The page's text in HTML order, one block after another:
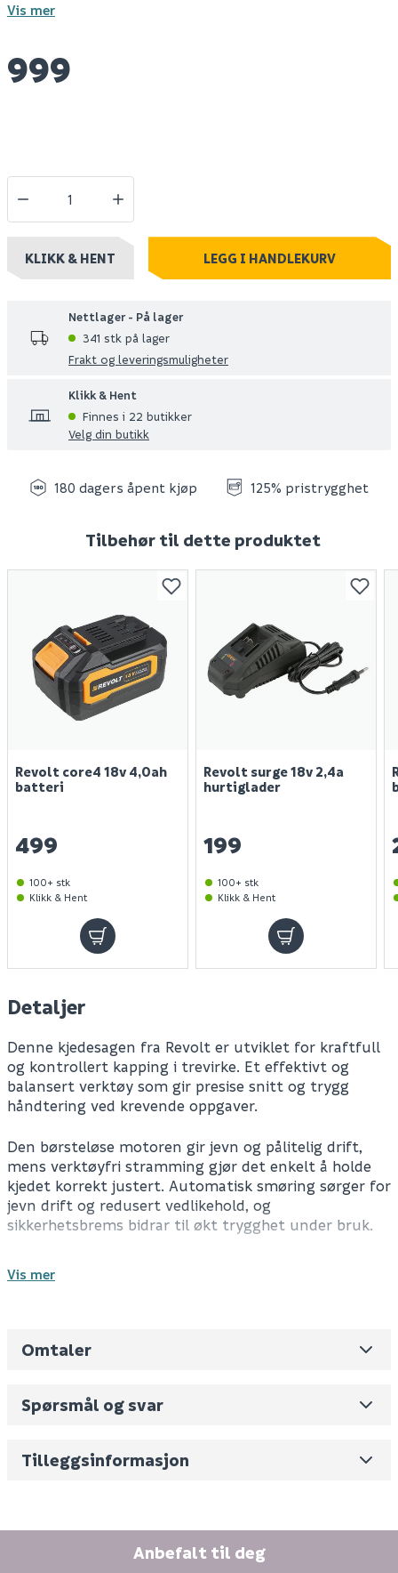
Vis mer
999
KLIKK & HENT LEGG I HANDLEKURV
Nettlager - På lager
341 stk på lager
Frakt og leveringsmuligheter
Klikk & Hent
Finnes i 22 butikker
Velg din butikk
180 dagers åpent kjøp 125% pristrygghet
Tilbehør til dette produktet
Revolt core4 18v 4,0ah
batteri
499
100+ stk
Klikk & Hent
Revolt surge 18v 2,4a
hurtiglader
199
100+ stk
Klikk & Hent
Detaljer
Denne kjedesagen fra Revolt er utviklet for kraftfull
og kontrollert kapping i trevirke. Et effektivt og
balansert verktøy som gir presise snitt og trygg
håndtering ved krevende oppgaver.
Den børsteløse motoren gir jevn og pålitelig drift,
mens verktøyfri stramming gjør det enkelt å holde
kjedet korrekt justert. Automatisk smøring sørger for
jevn drift og redusert vedlikehold, og
sikkerhetsbrems bidrar til økt trygghet under bruk.
Batteri og lader kjøpes separat.
Verktøyfri stramming
Sikkerhetsbrems
Spenning: 18 V
Vis mer
Omtaler
Spørsmål og svar
Tilleggsinformasjon
Leverandørens varenummer ZCS797-5L
Volum 18.9 (dm3 per salgsforpakning)
Anbefalt til deg